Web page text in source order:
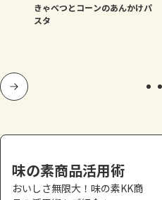
きゃべつとコーンのあんかけパ
スタ
味の素商品活用術
おいしさ無限大！味の素KK商